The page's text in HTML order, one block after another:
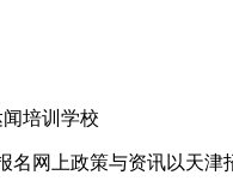
培训学校
网上政策与资讯以天津